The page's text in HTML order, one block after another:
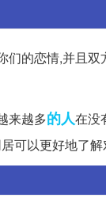
的恋情,并且
来越多的人在没
可以更好地了解